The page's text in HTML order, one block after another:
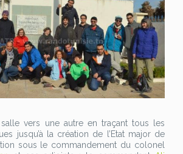
salle vers une autre en traçant tous les
jusqu’à la création de l’Etat major de
sous le commandement du colonel